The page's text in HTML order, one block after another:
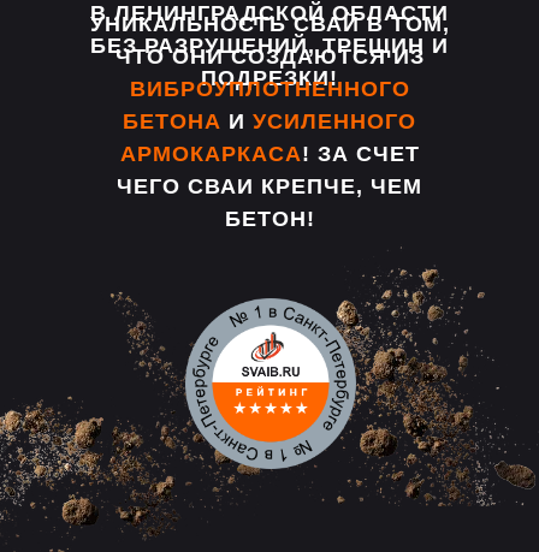
В ЛЕНИНГРАДСКОЙ ОБЛАСТИ
БЕЗ РАЗРУШЕНИЙ, ТРЕЩИН И
ПОДРЕЗКИ!
УНИКАЛЬНОСТЬ СВАЙ В ТОМ,
ЧТО ОНИ СОЗДАЮТСЯ ИЗ
ВИБРОУПЛОТНЕННОГО
БЕТОНА И УСИЛЕННОГО
АРМОКАРКАСА! ЗА СЧЕТ
ЧЕГО СВАИ КРЕПЧЕ, ЧЕМ
БЕТОН!